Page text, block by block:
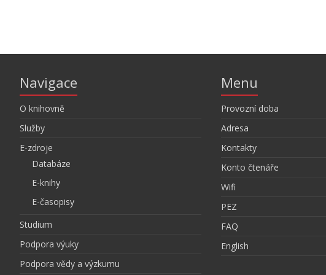
Navigace
O knihovně
Služby
E-zdroje
Databáze
E-knihy
E-časopisy
Studium
Podpora výuky
Podpora vědy a výzkumu
Menu
Provozní doba
Adresa
Kontakty
Konto čtenáře
Wifi
PEZ
FAQ
English